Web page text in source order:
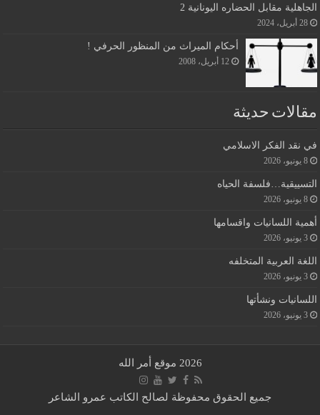
الجاهلية مقابل الحضاره اليونانية 2
28 أبريل، 2024
أحكام الميراث من المنظور الحرفي !
12 أبريل، 2008
مقالات حديثة
في نقد الفكر الاسلامي
8 يونيو، 2026
التسييقية…فلسفة الحياه
8 يونيو، 2026
أهمية اللسانيات واقسامها
3 يونيو، 2026
اللغة العربية المتخلفه
3 يونيو، 2026
اللسانيات ونشأتها
3 يونيو، 2026
2026 موقع أمر الله
جميع الحقوق محفوظة لصالح الكاتب عمرو الشاعر